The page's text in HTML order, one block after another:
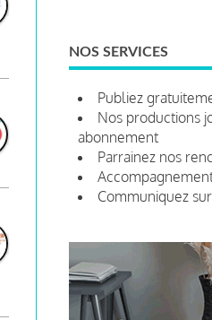
NOS SERVICES
Publiez
Nos productions
abonnement
Parrainez nos
Communiquez